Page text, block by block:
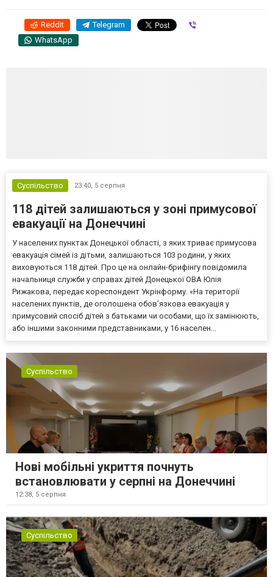
Reddit Telegram
WhatsApp
Суспільство 23:40, 5 серпня
118 дітей залишаються у зоні примусової
евакуації на Донеччині
У населених пунктах Донецької області, з яких триває примусова
евакуація сімей із дітьми, залишаються 103 родини, у яких
виховуються 118 дітей. Про це на онлайн-брифінгу повідомила
начальниця служби у справах дітей Донецької ОВА Юлія
Рижакова, передає кореспондент Укрінформу. «На території
населених пунктів, де оголошена обов’язкова евакуація у
примусовий спосіб дітей з батьками чи особами, що їх замінюють,
або іншими законними представниками, у 16 населен...
Суспільство
Нові мобільні укриття почнуть
встановлювати у серпні на Донеччині
12:38, 5 серпня
Суспільство